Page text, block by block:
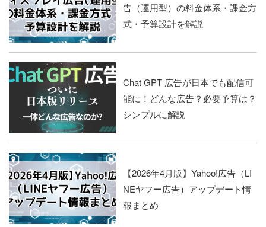
告（運用型）の料金体系・課金方
式・予算設計を解説
Chat GPT 広告が日本でも配信可
能に！どんな広告？必要予算は？
シンプルに解説
【2026年4月版】Yahoo!広告（LI
NEヤフー広告）アップデート情
報まとめ